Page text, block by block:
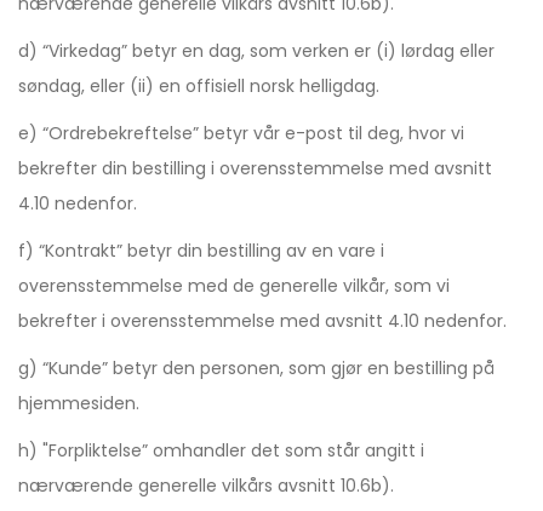
d) “Virkedag” betyr en dag, som verken er (i) lørdag eller
søndag, eller (ii) en offisiell norsk helligdag.
e) “Ordrebekreftelse” betyr vår e-post til deg, hvor vi
bekrefter din bestilling i overensstemmelse med avsnitt
4.10 nedenfor.
f) “Kontrakt” betyr din bestilling av en vare i
overensstemmelse med de generelle vilkår, som vi
bekrefter i overensstemmelse med avsnitt 4.10 nedenfor.
g) “Kunde” betyr den personen, som gjør en bestilling på
hjemmesiden.
h) "Forpliktelse” omhandler det som står angitt i
nærværende generelle vilkårs avsnitt 10.6b).